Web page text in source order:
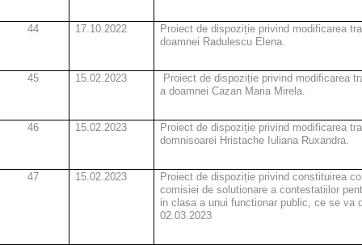
44 17.10.2022
Proiect de dispoziție privind modificarea
doamnei Radulescu Elena.
45 15.02.2023
Proiect de dispoziție privind modificarea
a doamnei Cazan Maria Mirela.
46 15.02.2023
Proiect de dispoziție privind modificarea
domnisoarei Hristache Iuliana Ruxandra.
47 15.02.2023
Proiect de dispoziție privind constituirea
comisiei de solutionare a contestatiilor
in clasa a unui functionar public, ce se va
02.03.2023